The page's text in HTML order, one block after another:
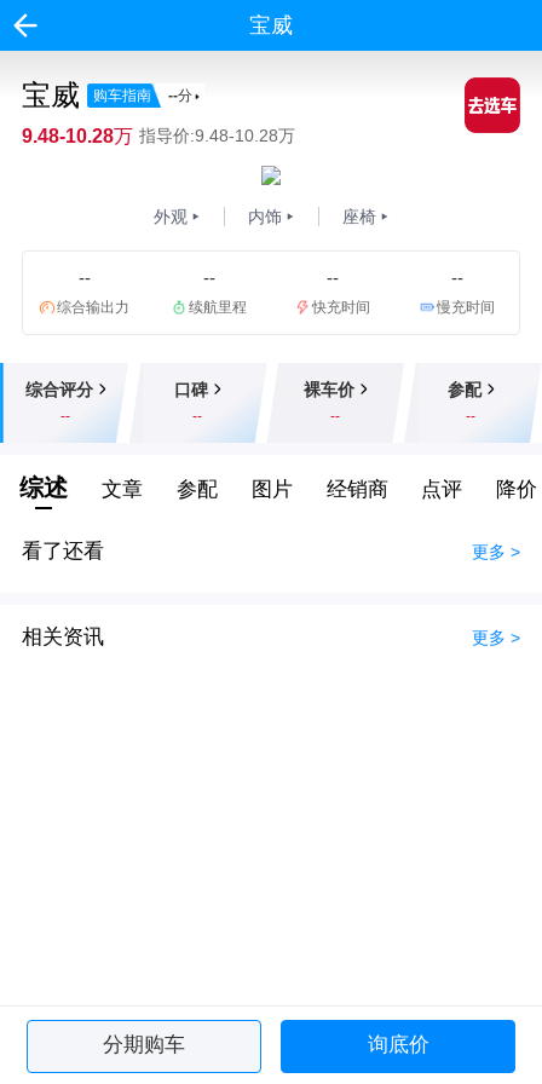
宝威
宝威 购车指南 --分
9.48-10.28万 指导价:9.48-10.28万
外观 内饰 座椅
--
综合输出力
--
续航里程
--
快充时间
--
慢充时间
综合评分
--
口碑
--
裸车价
--
参配
--
综述 文章 参配 图片 经销商 点评 降价
看了还看 更多 >
相关资讯 更多 >
分期购车 询底价